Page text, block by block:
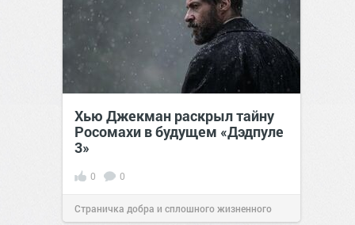
Хью Джекман раскрыл тайну
Росомахи в будущем «Дэдпуле
3»
0 0
Страничка добра и сплошного жизненного